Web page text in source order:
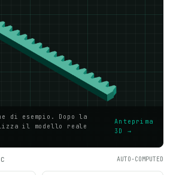
di esempio. Dopo la
il modello reale
Anteprima
3D →
AUTO-COMPUTED